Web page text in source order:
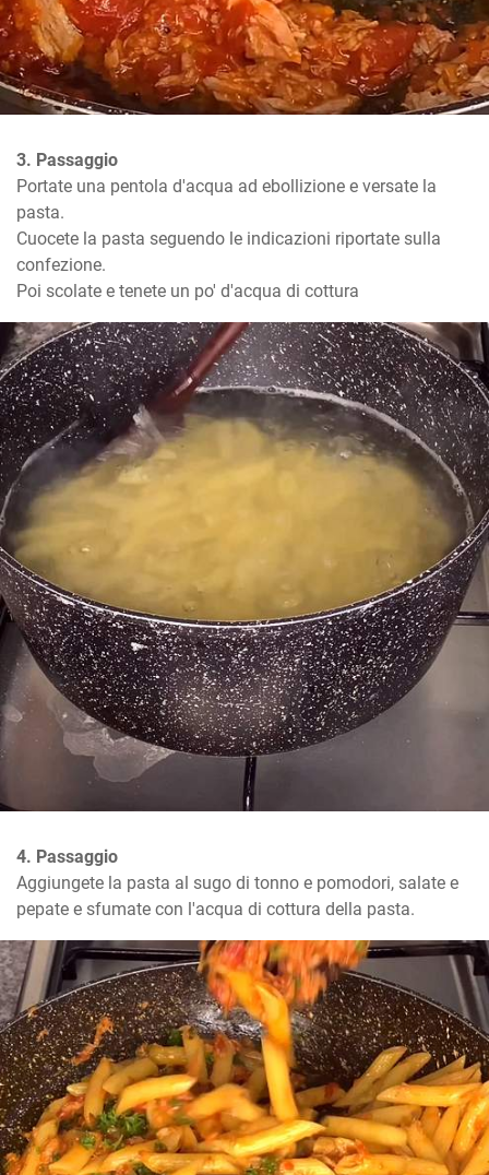
3. Passaggio
Portate una pentola d'acqua ad ebollizione e versate la
pasta.
Cuocete la pasta seguendo le indicazioni riportate sulla
confezione.
Poi scolate e tenete un po' d'acqua di cottura
4. Passaggio
Aggiungete la pasta al sugo di tonno e pomodori, salate e
pepate e sfumate con l'acqua di cottura della pasta.